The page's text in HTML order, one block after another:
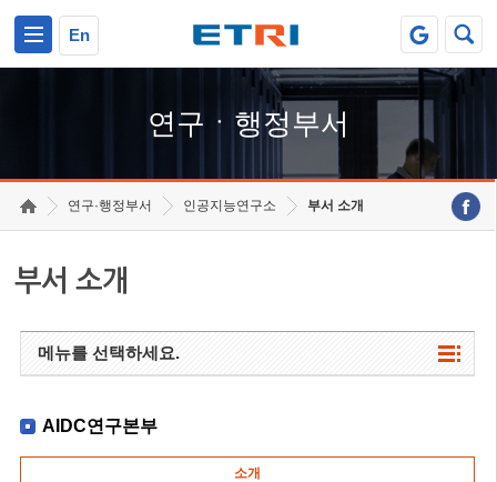
En
연구ㆍ행정부서
연구·행정부서 인공지능연구소 부서 소개
부서 소개
메뉴를 선택하세요.
AIDC연구본부
소개